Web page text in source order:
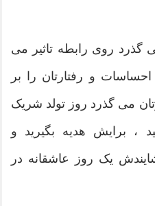
روی رابطه تاثیر می
و رفتارتان را بر
می گذرد روز تولد شریک
، برایش هدیه بگیرید و
یک روز عاشقانه در